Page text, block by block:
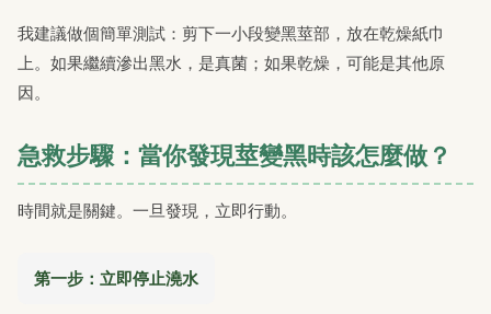
我建議做個簡單測試：剪下一小段變黑莖部，放在乾燥紙巾
上。如果繼續滲出黑水，是真菌；如果乾燥，可能是其他原
因。
急救步驟：當你發現莖變黑時該怎麼做？
時間就是關鍵。一旦發現，立即行動。
第一步：立即停止澆水